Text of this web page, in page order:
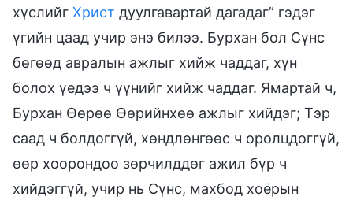
хүслийг Христ дуулгавартай дагадаг” гэдэг
үгийн цаад учир энэ билээ. Бурхан бол Сүнс
бөгөөд авралын ажлыг хийж чаддаг, хүн
болох үедээ ч үүнийг хийж чаддаг. Ямартай ч,
Бурхан Өөрөө Өөрийнхөө ажлыг хийдэг; Тэр
саад ч болдоггүй, хөндлөнгөөс ч оролцдоггүй,
өөр хоорондоо зөрчилддөг ажил бүр ч
хийдэггүй, учир нь Сүнс, махбод хоёрын